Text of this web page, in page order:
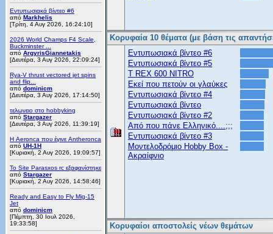
Εντυπωσιακά βίντεο #6
από Markhelis
[Τρίτη, 4 Αυγ 2026, 16:24:10]
2026 World Champs F4 Scale,
Buckminster ...
από ArgyrisGiannetakis
[Δευτέρα, 3 Αυγ 2026, 22:09:24]
Rya-V thrust vectored jet spins
and flip...
από dominicm
[Δευτέρα, 3 Αυγ 2026, 17:14:50]
τελωνειο στο hobbyking
από Stargazer
[Δευτέρα, 3 Αυγ 2026, 11:39:19]
Η Aeronca που έγινε Antheronca
από UH-1H
[Κυριακή, 2 Αυγ 2026, 19:09:57]
Το Site Parasxos rc εξαφανίστηκε
από Stargazer
[Κυριακή, 2 Αυγ 2026, 14:58:46]
Ready and Easy to Fly Mig-15
Jet
από dominicm
[Πέμπτη, 30 Ιουλ 2026,
19:33:58]
Κορυφαία 10 θέματα (με βάση τις
Εντυπωσιακά βίντεο #6
Εντυπωσιακά βίντεο #5
T REX 600 NITRO
Εκεί που πετούν οι γλαύκες
Εντυπωσιακά βίντεο #4
Εντυπωσιακά βίντεο
Εντυπωσιακά βίντεο #2
Από που πάνε Ελληνικό....;;;
Εντυπωσιακά βίντεο #3
Μοντελοδρόμιο Hobby Box -
Ακραίφνιο
Κορυφαίοι αποστολείς νέων θεμάτων